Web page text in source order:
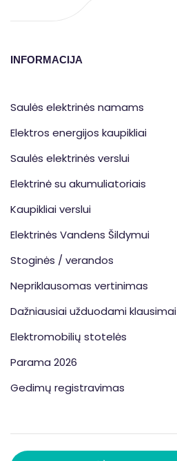
INFORMACIJA
Saulės elektrinės namams
Elektros energijos kaupikliai
Saulės elektrinės verslui
Elektrinė su akumuliatoriais
Kaupikliai verslui
Elektrinės Vandens Šildymui
Stoginės / verandos
Nepriklausomas vertinimas
Dažniausiai užduodami klausimai
Elektromobilių stotelės
Parama 2026
Gedimų registravimas